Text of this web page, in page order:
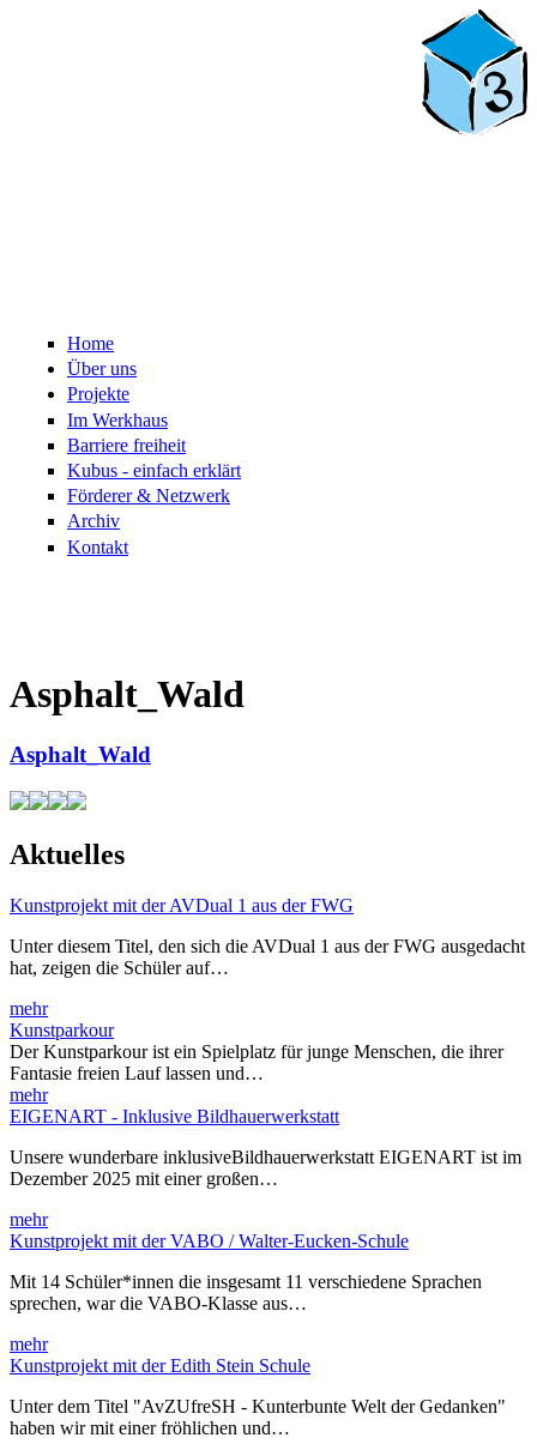
Home
Über uns
Projekte
Im Werkhaus
Barriere freiheit
Kubus - einfach erklärt
Förderer & Netzwerk
Archiv
Kontakt
Asphalt_Wald
Asphalt_Wald
Aktuelles
Kunstprojekt mit der AVDual 1 aus der FWG
Unter diesem Titel, den sich die AVDual 1 aus der FWG ausgedacht
hat, zeigen die Schüler auf…
mehr
Kunstparkour
Der Kunstparkour ist ein Spielplatz für junge Menschen, die ihrer
Fantasie freien Lauf lassen und…
mehr
EIGENART - Inklusive Bildhauerwerkstatt
Unsere wunderbare inklusiveBildhauerwerkstatt EIGENART ist im
Dezember 2025 mit einer großen…
mehr
Kunstprojekt mit der VABO / Walter-Eucken-Schule
Mit 14 Schüler*innen die insgesamt 11 verschiedene Sprachen
sprechen, war die VABO-Klasse aus…
mehr
Kunstprojekt mit der Edith Stein Schule
Unter dem Titel "AvZUfreSH - Kunterbunte Welt der Gedanken"
haben wir mit einer fröhlichen und…